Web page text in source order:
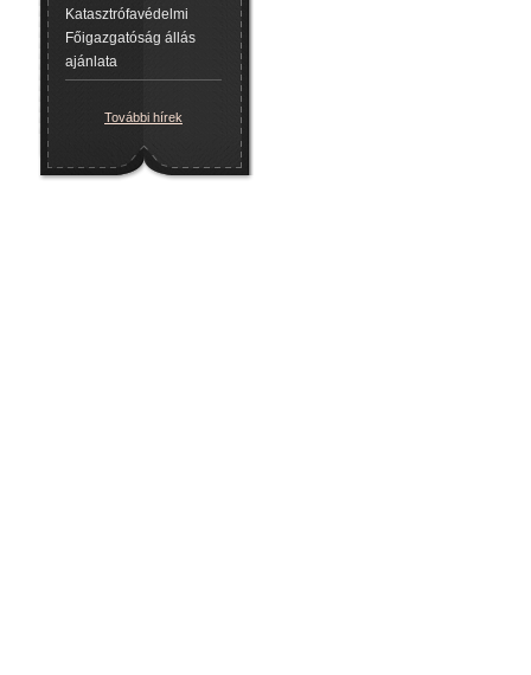
Katasztrófavédelmi
Főigazgatóság állás
ajánlata
További hírek